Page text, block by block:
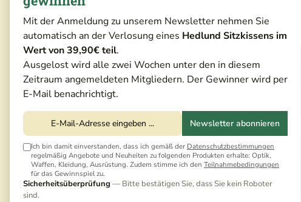
Mit der Anmeldung zu unserem Newsletter nehmen Sie
automatisch an der Verlosung eines Hedlund Sitzkissens im
Wert von 39,90€ teil.
Ausgelost wird alle zwei Wochen unter den in diesem
Zeitraum angemeldeten Mitgliedern. Der Gewinner wird per
E-Mail benachrichtigt.
Newsletter abonnieren
Ich bin damit einverstanden, dass ich gemäß der Datenschutzbestimmungen
regelmäßig Angebote und Neuheiten zu folgenden Produkten erhalte: Optik,
Waffen, Kleidung, Ausrüstung. Zudem stimme ich den Teilnahmebedingungen
für das Gewinnspiel zu.
Sicherheitsüberprüfung — Bitte bestätigen Sie, dass Sie kein Roboter
sind.